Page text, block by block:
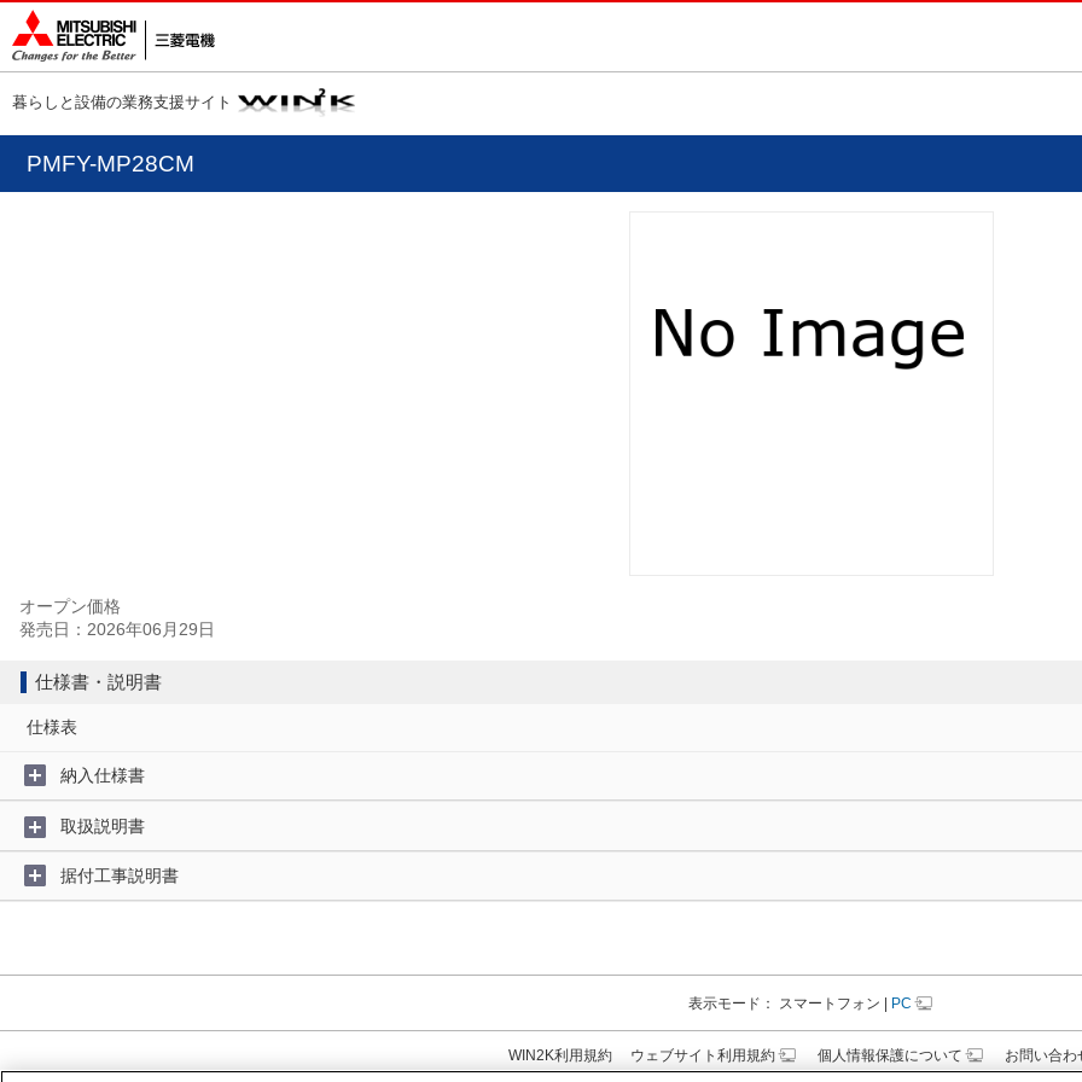
暮らしと設備の業務支援サイト
PMFY-MP28CM
オープン価格
発売日：2026年06月29日
仕様書・説明書
仕様表
納入仕様書
取扱説明書
据付工事説明書
表示モード： スマートフォン PC
WIN2K利用規約 ウェブサイト利用規約 個人情報保護について お問い合わ